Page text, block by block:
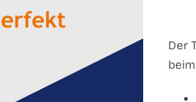
Der